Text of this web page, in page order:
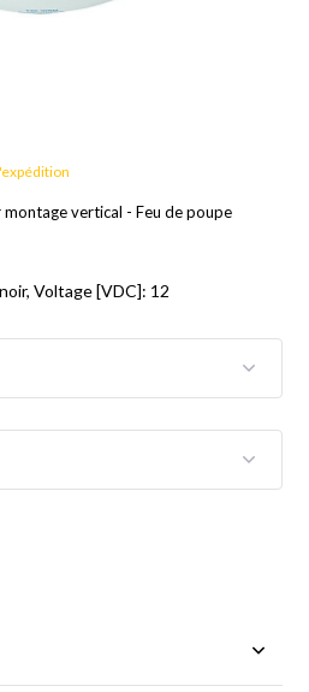
montage vertical - Feu de poupe
Voltage [VDC]: 12